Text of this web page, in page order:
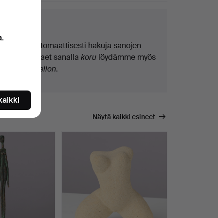
Teemme automaattisesti hakuja sanojen
osilla. Jos haet sanallakoru löydämme myös
kellon.
Näytä kaikki esineet